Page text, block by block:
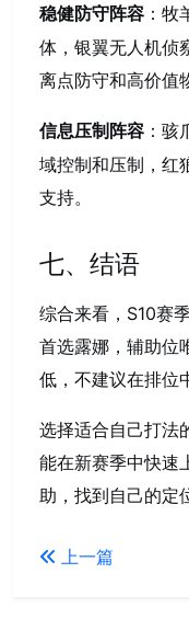
稳健防守阵容 ：
体，银翼无人机侦
离点防守和高价值
信息压制阵容 ：
域控制和压制，红
支持。
七、结语
综合来看，S10赛
首选露娜，辅助位
低，不建议在排位
选择适合自己打法
能在新赛季中快速
助，找到自己的定
上一篇